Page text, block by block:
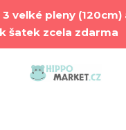
3 velké pleny
šatek zcela zdarma